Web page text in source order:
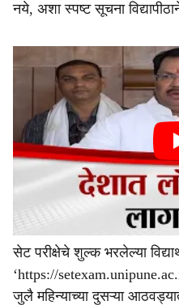
नये, अशा स्पष्ट सूचना
सेट परीक्षेचे शुल्क भरलेल्या
‘https://
जुलै महिन्याच्या दुसऱ्या